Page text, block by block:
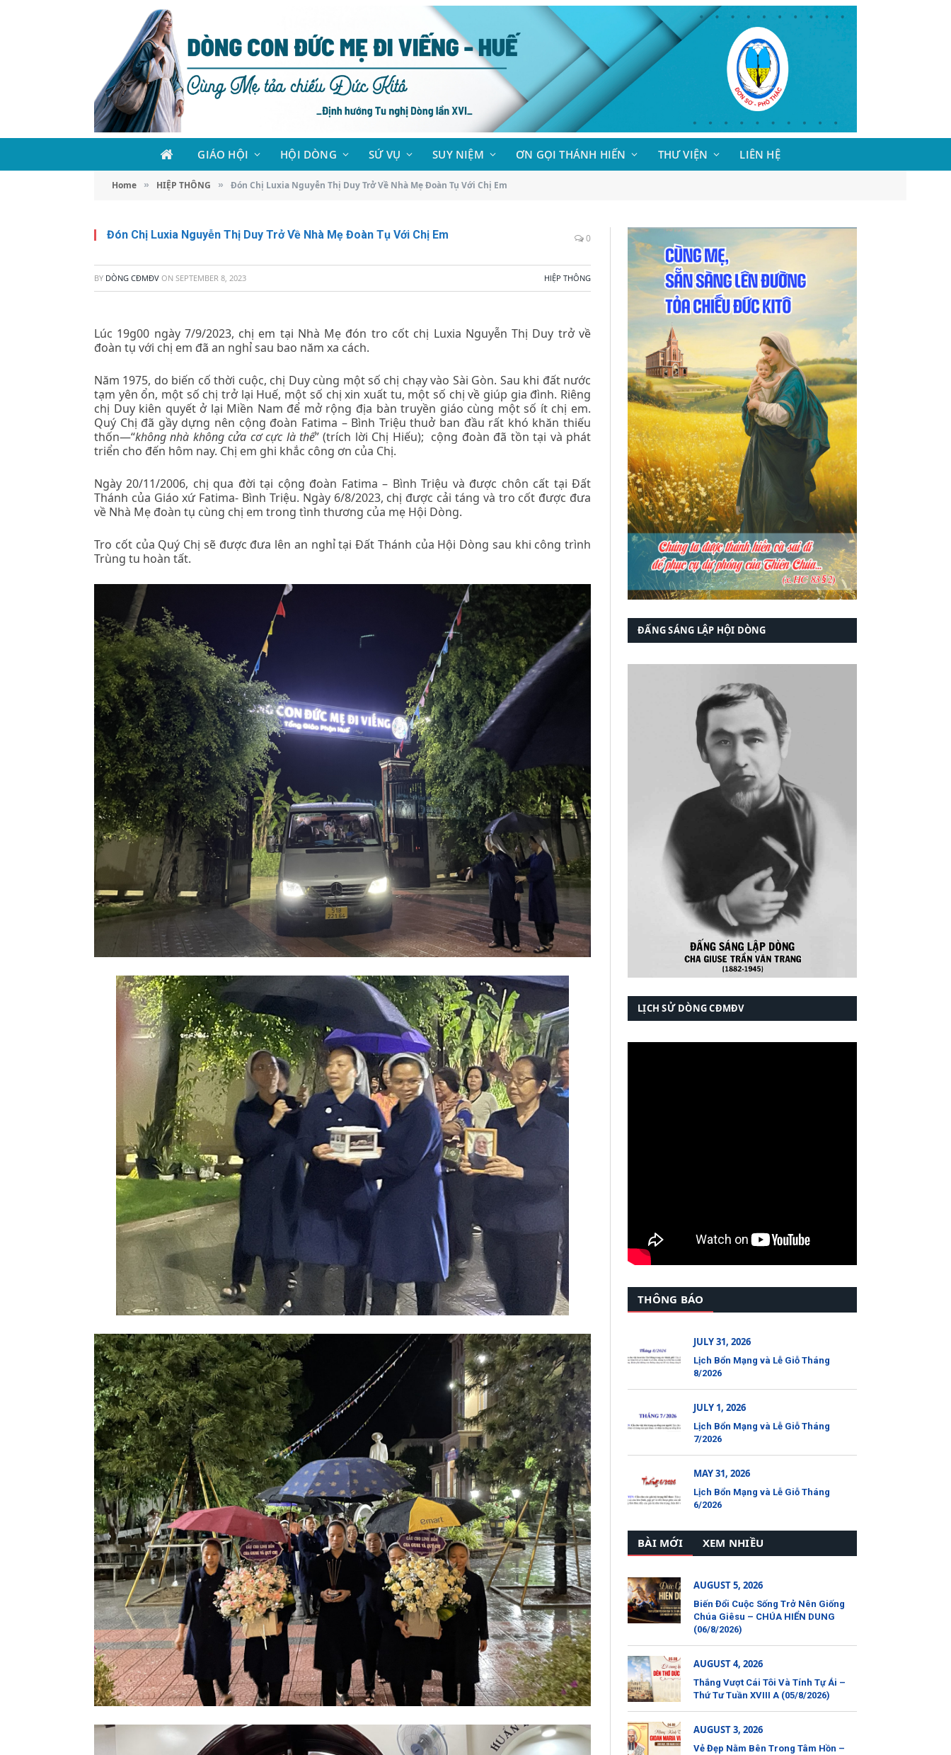
GIÁO HỘI HỘI DÒNG SỨ VỤ SUY NIỆM ƠN GỌI THÁNH HIẾN THƯ VIỆN LIÊN HỆ
Home » HIỆP THÔNG » Đón Chị Luxia Nguyễn Thị Duy Trở Về Nhà Mẹ Đoàn Tụ Với Chị Em
Đón Chị Luxia Nguyễn Thị Duy Trở Về Nhà Mẹ Đoàn Tụ Với Chị Em 0
BY DÒNG CĐMĐV ON SEPTEMBER 8, 2023 HIỆP THÔNG
Lúc 19g00 ngày 7/9/2023, chị em tại Nhà Mẹ đón tro cốt chị Luxia Nguyễn Thị Duy trở về
đoàn tụ với chị em đã an nghỉ sau bao năm xa cách.
Năm 1975, do biến cố thời cuộc, chị Duy cùng một số chị chạy vào Sài Gòn. Sau khi đất nước
tạm yên ổn, một số chị trở lại Huế, một số chị xin xuất tu, một số chị về giúp gia đình. Riêng
chị Duy kiên quyết ở lại Miền Nam để mở rộng địa bàn truyền giáo cùng một số ít chị em.
Quý Chị đã gầy dựng nên cộng đoàn Fatima – Bình Triệu thuở ban đầu rất khó khăn thiếu
thốn—“không nhà không cửa cơ cực là thế” (trích lời Chị Hiếu); cộng đoàn đã tồn tại và phát
triển cho đến hôm nay. Chị em ghi khắc công ơn của Chị.
Ngày 20/11/2006, chị qua đời tại cộng đoàn Fatima – Bình Triệu và được chôn cất tại Đất
Thánh của Giáo xứ Fatima- Bình Triệu. Ngày 6/8/2023, chị được cải táng và tro cốt được đưa
về Nhà Mẹ đoàn tụ cùng chị em trong tình thương của mẹ Hội Dòng.
Tro cốt của Quý Chị sẽ được đưa lên an nghỉ tại Đất Thánh của Hội Dòng sau khi công trình
Trùng tu hoàn tất.
ĐẤNG SÁNG LẬP HỘI DÒNG
LỊCH SỬ DÒNG CĐMĐV
THÔNG BÁO
JULY 31, 2026
Lịch Bổn Mạng và Lễ Giỗ Tháng
8/2026
JULY 1, 2026
Lịch Bổn Mạng và Lễ Giỗ Tháng
7/2026
MAY 31, 2026
Lịch Bổn Mạng và Lễ Giỗ Tháng
6/2026
BÀI MỚI XEM NHIỀU
AUGUST 5, 2026
Biến Đổi Cuộc Sống Trở Nên Giống
Chúa Giêsu – CHÚA HIỂN DUNG
(06/8/2026)
AUGUST 4, 2026
Thắng Vượt Cái Tôi Và Tính Tự Ái –
Thứ Tư Tuần XVIII A (05/8/2026)
AUGUST 3, 2026
Vẻ Đẹp Nằm Bên Trong Tâm Hồn –